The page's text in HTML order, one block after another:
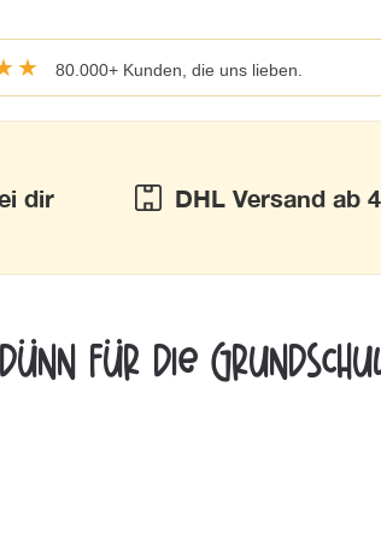
80.000+ Kunden, die uns lieben.
dir DHL Versand ab
für die